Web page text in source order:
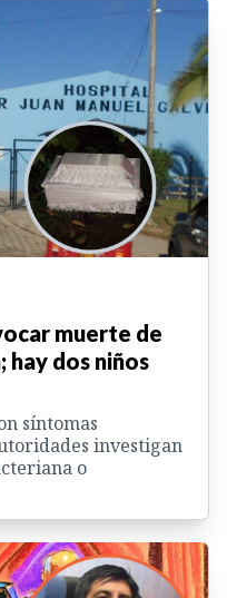
muerte de
hay dos niños
síntomas
investigan
o